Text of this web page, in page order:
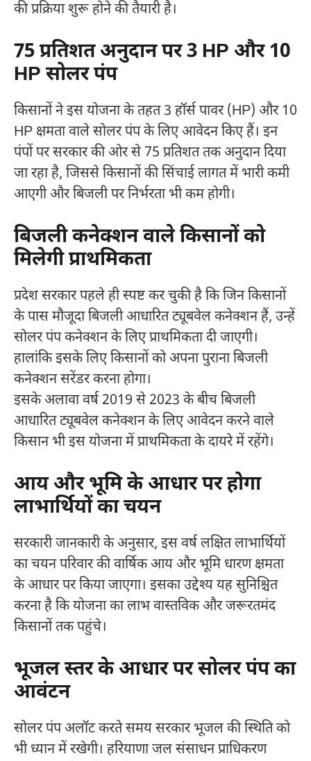
की प्रक्रिया शुरू होने की तैयारी है।
75 प्रतिशत अनुदान पर 3 HP और 10
HP सोलर पंप
किसानों ने इस योजना के तहत 3 हॉर्स पावर (HP) और 10
HP क्षमता वाले सोलर पंप के लिए आवेदन किए हैं। इन
पंपों पर सरकार की ओर से 75 प्रतिशत तक अनुदान दिया
जा रहा है, जिससे किसानों की सिंचाई लागत में भारी कमी
आएगी और बिजली पर निर्भरता भी कम होगी।
बिजली कनेक्शन वाले किसानों को
मिलेगी प्राथमिकता
प्रदेश सरकार पहले ही स्पष्ट कर चुकी है कि जिन किसानों
के पास मौजूदा बिजली आधारित ट्यूबवेल कनेक्शन हैं, उन्हें
सोलर पंप कनेक्शन के लिए प्राथमिकता दी जाएगी।
हालांकि इसके लिए किसानों को अपना पुराना बिजली
कनेक्शन सरेंडर करना होगा।
इसके अलावा वर्ष 2019 से 2023 के बीच बिजली
आधारित ट्यूबवेल कनेक्शन के लिए आवेदन करने वाले
किसान भी इस योजना में प्राथमिकता के दायरे में रहेंगे।
आय और भूमि के आधार पर होगा
लाभार्थियों का चयन
सरकारी जानकारी के अनुसार, इस वर्ष लक्षित लाभार्थियों
का चयन परिवार की वार्षिक आय और भूमि धारण क्षमता
के आधार पर किया जाएगा। इसका उद्देश्य यह सुनिश्चित
करना है कि योजना का लाभ वास्तविक और जरूरतमंद
किसानों तक पहुंचे।
भूजल स्तर के आधार पर सोलर पंप का
आवंटन
सोलर पंप अलॉट करते समय सरकार भूजल की स्थिति को
भी ध्यान में रखेगी। हरियाणा जल संसाधन प्राधिकरण